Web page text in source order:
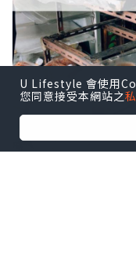
U Lifestyle 會使用
您同意接受本網站之